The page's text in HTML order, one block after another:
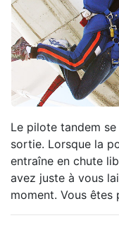
Le pilote tandem
sortie. Lorsque la
entraîne en chute
avez juste à vous
moment. Vous